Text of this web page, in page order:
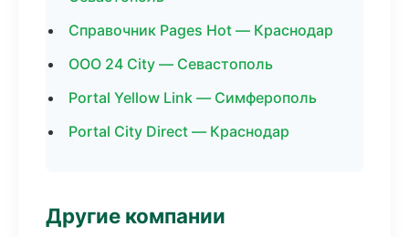
Справочник Pages Hot — Краснодар
ООО 24 City — Севастополь
Portal Yellow Link — Симферополь
Portal City Direct — Краснодар
Другие компании